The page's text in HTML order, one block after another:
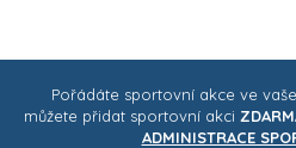
Pořádáte sportovní akce ve
můžete přidat sportovní akci
ADMINISTRACE